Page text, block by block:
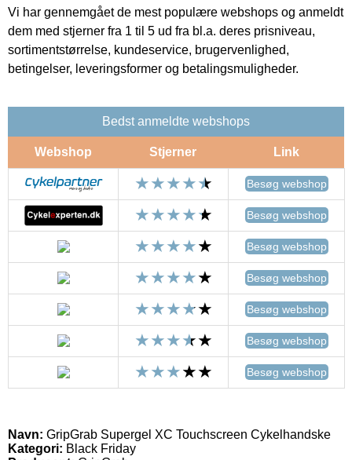
Vi har gennemgået de mest populære webshops og anmeldt
dem med stjerner fra 1 til 5 ud fra bl.a. deres prisniveau,
sortimentstørrelse, kundeservice, brugervenlighed,
betingelser, leveringsformer og betalingsmuligheder.
Bedst anmeldte webshops
Webshop Stjerner Link
Besøg webshop
Besøg webshop
Besøg webshop
Besøg webshop
Besøg webshop
Besøg webshop
Besøg webshop
Navn: GripGrab Supergel XC Touchscreen Cykelhandske
Kategori: Black Friday